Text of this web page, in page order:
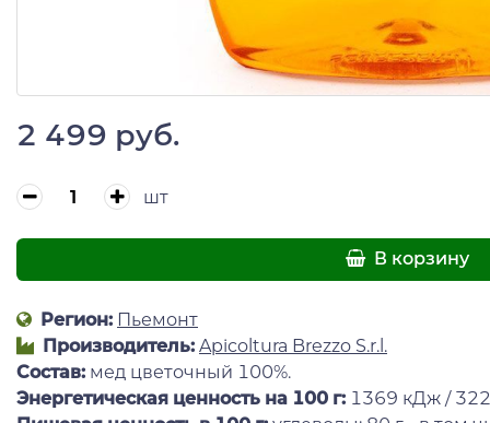
2 499 руб.
шт
В корзину
Регион: Пьемонт
Производитель: Apicoltura Brezzo S.r.l.
Состав: мед цветочный 100%.
Энергетическая ценность на 100 г: 1369 кДж / 322